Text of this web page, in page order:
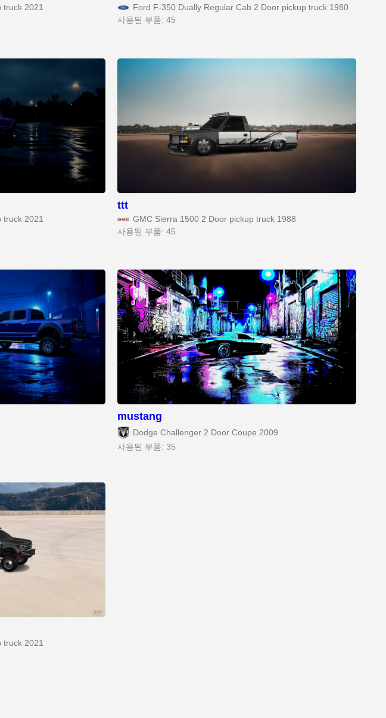
truck 2021
Ford F-350 Dually Regular Cab 2 Door pickup truck 1980
사용된 부품: 45
truck 2021
ttt
GMC Sierra 1500 2 Door pickup truck 1988
사용된 부품: 45
mustang
Dodge Challenger 2 Door Coupe 2009
사용된 부품: 35
truck 2021